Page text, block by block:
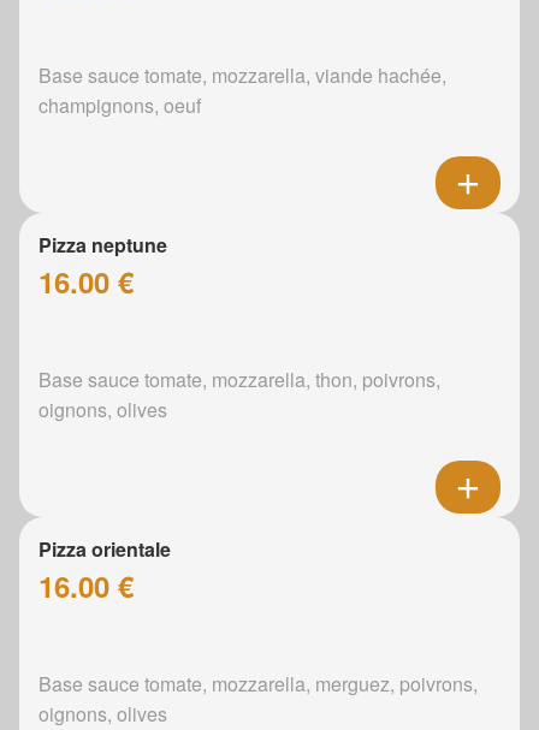
Base sauce tomate, mozzarella, viande hachée,
champignons, oeuf
Pizza neptune
16.00 €
Base sauce tomate, mozzarella, thon, poivrons,
oignons, olives
Pizza orientale
16.00 €
Base sauce tomate, mozzarella, merguez, poivrons,
oignons, olives